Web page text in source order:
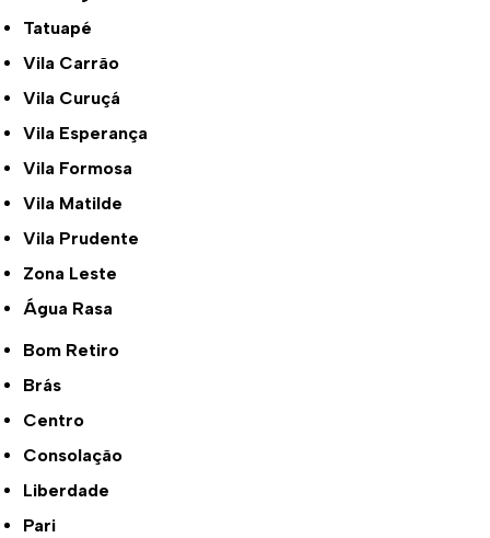
Tatuapé
Vila Carrão
Vila Curuçá
Vila Esperança
Vila Formosa
Vila Matilde
Vila Prudente
Zona Leste
Água Rasa
Bom Retiro
Brás
Centro
Consolação
Liberdade
Pari